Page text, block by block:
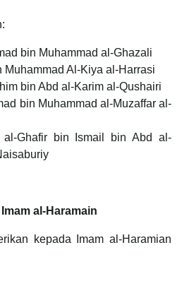
bin Muhammad al-Ghazali
Al-Kiya al-Harrasi
bin Abd al-Karim al-Qushairi
bin Muhammad al-Muzaffar al-
Ghafir bin Ismail bin Abd al-
al-Haramain
kepada Imam al-Haramian